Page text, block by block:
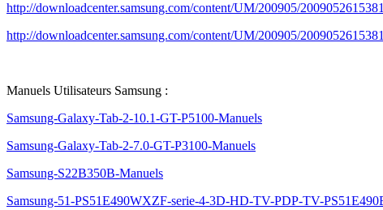
http://downloadcenter.samsung.com/content/UM/200905/
http://downloadcenter.samsung.com/content/UM/200905/
Manuels Utilisateurs Samsung :
Samsung-Galaxy-Tab-2-10.1-GT-P5100-Manuels
Samsung-Galaxy-Tab-2-7.0-GT-P3100-Manuels
Samsung-S22B350B-Manuels
Samsung-51-PS51E490WXZF-serie-4-3D-HD-TV-PDP-TV-